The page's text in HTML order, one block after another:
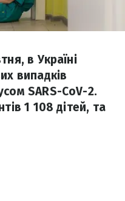
в Україні
випадків
SARS-CoV-2.
1 108 дітей, та